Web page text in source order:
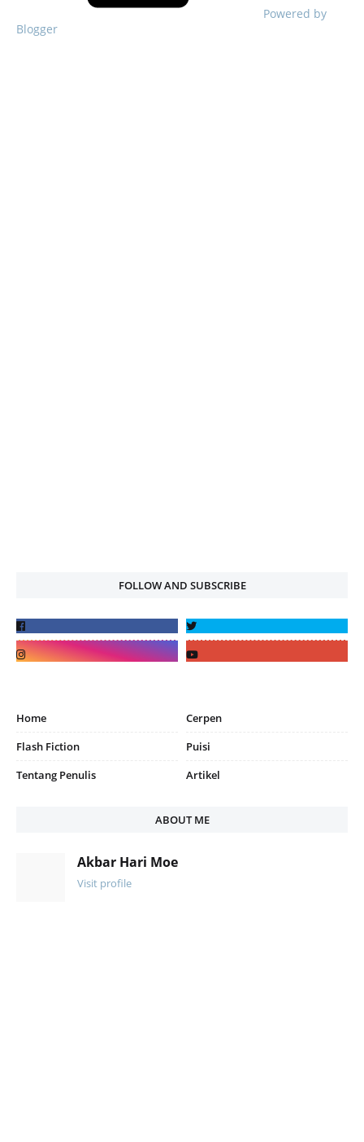
Powered by
Blogger
FOLLOW AND SUBSCRIBE
Home
Cerpen
Flash Fiction
Puisi
Tentang Penulis
Artikel
ABOUT ME
Akbar Hari Moe
Visit profile